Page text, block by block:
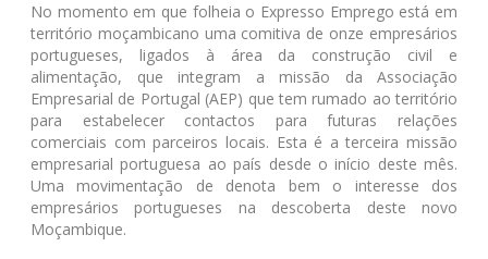
No momento em que folheia o Expresso Emprego está em
território moçambicano uma comitiva de onze empresários
portugueses, ligados à área da construção civil e
alimentação, que integram a missão da Associação
Empresarial de Portugal (AEP) que tem rumado ao território
para estabelecer contactos para futuras relações
comerciais com parceiros locais. Esta é a terceira missão
empresarial portuguesa ao país desde o início deste mês.
Uma movimentação de denota bem o interesse dos
empresários portugueses na descoberta deste novo
Moçambique.